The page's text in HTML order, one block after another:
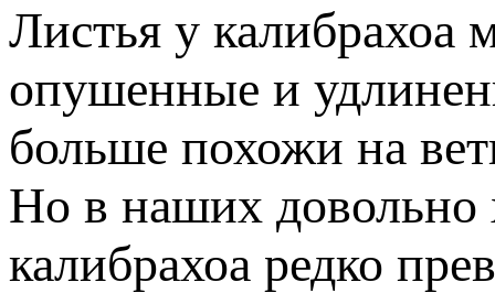
Листья у калибрахоа
опушенные и
больше похожи на
Но в наших довольно
калибрахоа редко